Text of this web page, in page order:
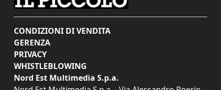
CONDIZIONI DI VENDITA
GERENZA
PRIVACY
WHISTLEBLOWING
Nord Est Multimedia S.p.a.